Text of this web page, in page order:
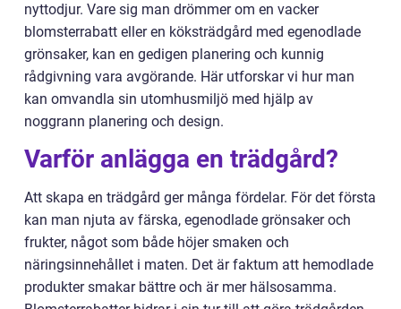
nyttodjur. Vare sig man drömmer om en vacker
blomsterrabatt eller en köksträdgård med egenodlade
grönsaker, kan en gedigen planering och kunnig
rådgivning vara avgörande. Här utforskar vi hur man
kan omvandla sin utomhusmiljö med hjälp av
noggrann planering och design.
Varför anlägga en trädgård?
Att skapa en trädgård ger många fördelar. För det första
kan man njuta av färska, egenodlade grönsaker och
frukter, något som både höjer smaken och
näringsinnehållet i maten. Det är faktum att hemodlade
produkter smakar bättre och är mer hälsosamma.